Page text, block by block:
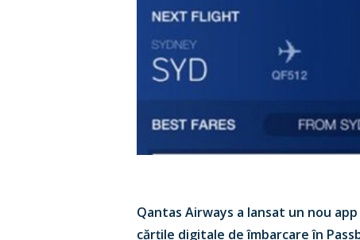
Qantas Airways a lansat un nou
cărțile digitale de îmbarcare în